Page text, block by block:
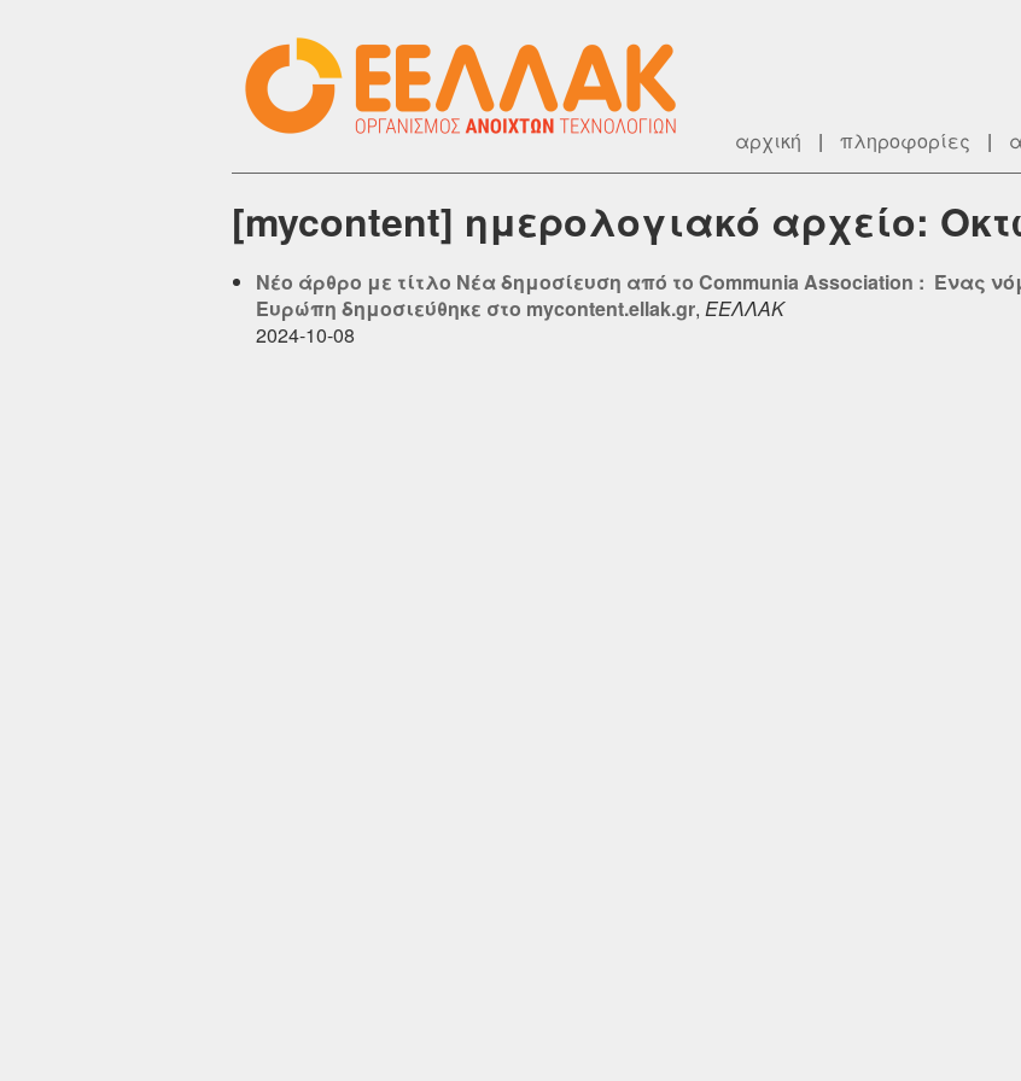
αρχική | πληροφορίες |
[mycontent] ημερολογιακό αρχείο:
Νέο άρθρο με τίτλο Νέα δημοσίευση από το Communia Association : Ένας
Ευρώπη δημοσιεύθηκε στο mycontent.ellak.gr, ΕΕΛΛΑΚ
2024-10-08